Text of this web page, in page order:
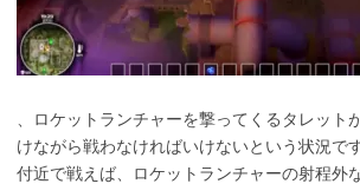
、ロケットランチャーを撃ってくるタレット
けながら戦わなければいけないという状況で
付近で戦えば、ロケットランチャーの射程外